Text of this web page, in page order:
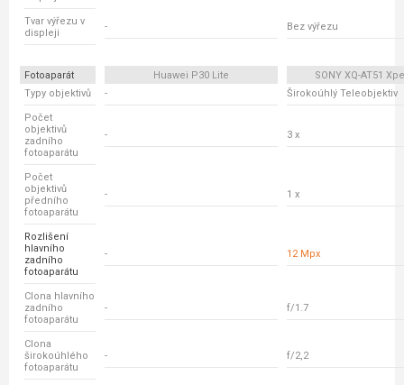
Tvar výřezu v
displeji
- Bez výřezu
Fotoaparát Huawei P30 Lite
SONY XQ-AT51
Typy objektivů
- Širokoúhlý Teleobjektiv
Počet
objektivů
zadního
fotoaparátu
- 3 x
Počet
objektivů
předního
fotoaparátu
- 1 x
Rozlišení
hlavního
zadního
fotoaparátu
- 12 Mpx
Clona hlavního
zadního
fotoaparátu
- f/1.7
Clona
širokoúhlého
fotoaparátu
- f/2,2